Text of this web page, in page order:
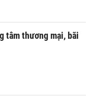
tâm thương mại, bãi